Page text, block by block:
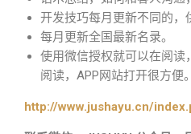
开发技巧每月更新不同的，
每月更新全国最新名录。
使用微信授权就可以在阅读
阅读，APP网站打开很方便。
http://www.jushayu.cn/